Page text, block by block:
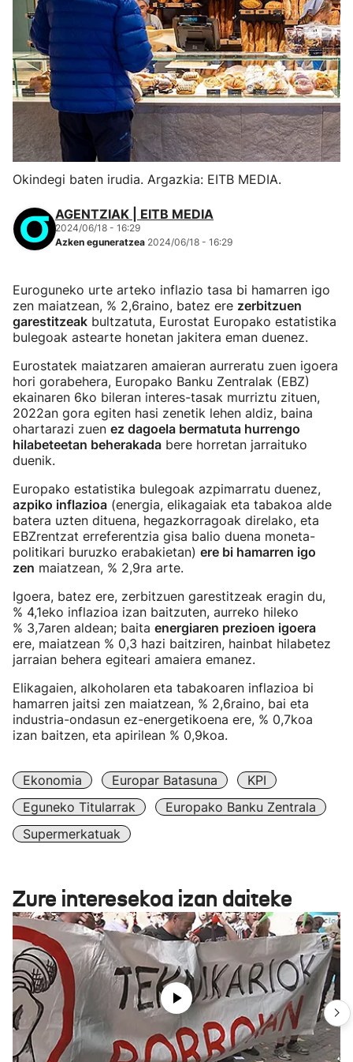
Okindegi baten irudia. Argazkia: EITB MEDIA.
AGENTZIAK | EITB MEDIA
2024/06/18 - 16:29
Azken eguneratzea 2024/06/18 - 16:29
Euroguneko urte arteko inflazio tasa bi hamarren igo
zen maiatzean, % 2,6raino, batez ere zerbitzuen
garestitzeak bultzatuta, Eurostat Europako estatistika
bulegoak astearte honetan jakitera eman duenez.
Eurostatek maiatzaren amaieran aurreratu zuen igoera
hori gorabehera, Europako Banku Zentralak (EBZ)
ekainaren 6ko bileran interes-tasak murriztu zituen,
2022an gora egiten hasi zenetik lehen aldiz, baina
ohartarazi zuen ez dagoela bermatuta hurrengo
hilabeteetan beherakada bere horretan jarraituko
duenik.
Europako estatistika bulegoak azpimarratu duenez,
azpiko inflazioa (energia, elikagaiak eta tabakoa alde
batera uzten dituena, hegazkorragoak direlako, eta
EBZrentzat erreferentzia gisa balio duena moneta-
politikari buruzko erabakietan) ere bi hamarren igo
zen maiatzean, % 2,9ra arte.
Igoera, batez ere, zerbitzuen garestitzeak eragin du,
% 4,1eko inflazioa izan baitzuten, aurreko hileko
% 3,7aren aldean; baita energiaren prezioen igoera
ere, maiatzean % 0,3 hazi baitziren, hainbat hilabetez
jarraian behera egiteari amaiera emanez.
Elikagaien, alkoholaren eta tabakoaren inflazioa bi
hamarren jaitsi zen maiatzean, % 2,6raino, bai eta
industria-ondasun ez-energetikoena ere, % 0,7koa
izan baitzen, eta apirilean % 0,9koa.
Ekonomia Europar Batasuna
KPI
Eguneko Titularrak
Europako Banku Zentrala
Supermerkatuak
Zure interesekoa izan daiteke